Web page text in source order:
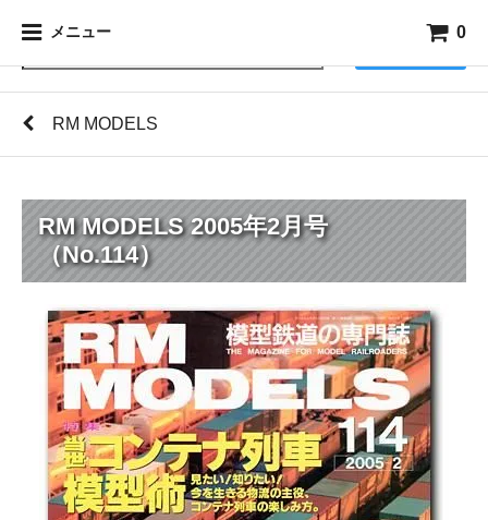
メニュー 0
RM MODELS
RM MODELS 2005年2月号
（No.114）